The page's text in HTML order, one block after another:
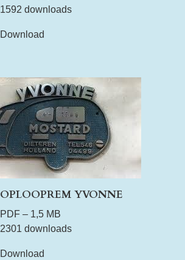
1592 downloads
Download
OPLOOPREM YVONNE
PDF – 1,5 MB
2301 downloads
Download